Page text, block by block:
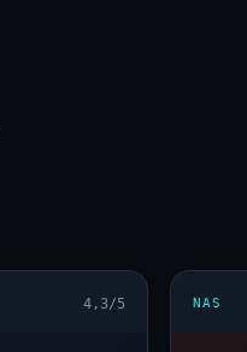
4,3/5 NAS